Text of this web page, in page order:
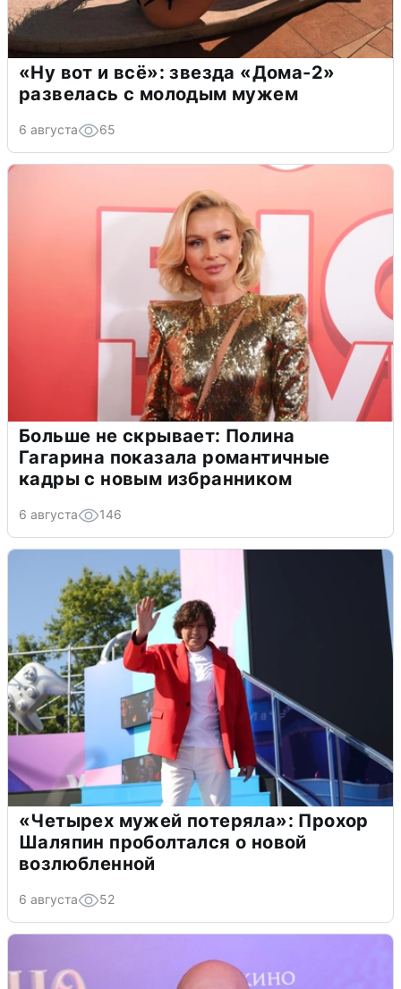
«Ну вот и всё»: звезда «Дома-2»
развелась с молодым мужем
6 августа 65
Больше не скрывает: Полина
Гагарина показала романтичные
кадры с новым избранником
6 августа 146
«Четырех мужей потеряла»: Прохор
Шаляпин проболтался о новой
возлюбленной
6 августа 52